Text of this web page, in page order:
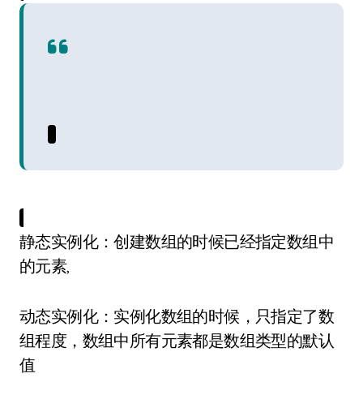
静态实例化：创建数组的时候已经指定数组中
的元素,
动态实例化：实例化数组的时候，只指定了数
组程度，数组中所有元素都是数组类型的默认
值